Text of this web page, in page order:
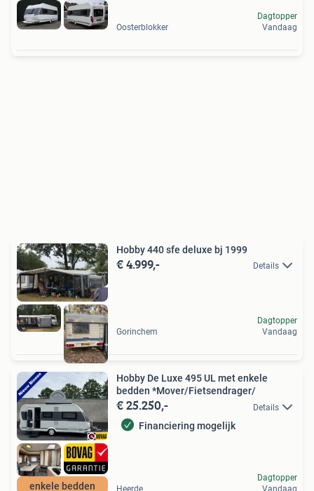
Oosterblokker
Dagtopper
Vandaag
Hobby 440 sfe deluxe bj 1999
€ 4.999,- Details
Gorinchem
Dagtopper
Vandaag
enkele bedden
Hobby De Luxe 495 UL met enkele
bedden *Mover/Fietsendrager/
€ 25.250,- Details
Financiering mogelijk
Dagtopper